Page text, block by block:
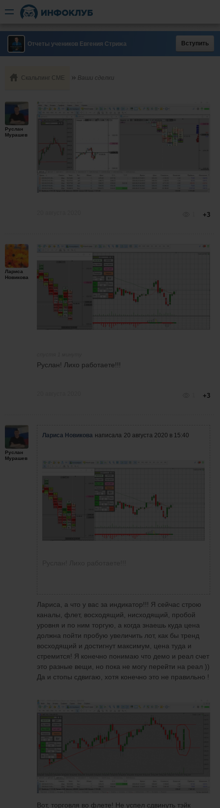
Отчеты учеников Евгения Стрижа Вступить
Скальпинг СМЕ Ваши сделки
Руслан
Мурашев
+3
Лариса
Новикова
Руслан! Лихо работаете!!!
+3
Руслан
Мурашев
Лариса Новикова написала 20 августа 2020 в 15:40
Лариса, а что у вас за индикатор!!! Я сейчас строю
каналы, флет, восходящий, нисходящий, пробой
уровня и по ним торгую, а когда знаешь куда цена
должна пойти пробую увеличить лот, как бы тренд
восходящий и достигнут максимум, цена туда и
стремится! Я конечно понимаю что демо и реал счет
это разные вещи, но пока не могу перейти на реал ))
Да и стопы сдвигаю, хотя конечно это не правильно !
Вот, торговля во флете! Не успел сдвинуть тэйк